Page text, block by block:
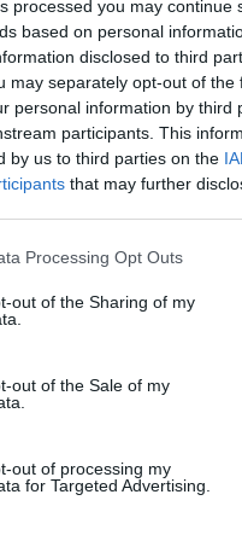
processed you may continue
based on personal
disclosed to third
may separately opt-out of the
personal information by third
participants. This
by us to third parties on the
that may further
Processing Opt Outs
out of the Sharing of my
out of the Sale of my
out of processing my
for Targeted Advertising.
βάλουν στη
στο ντοκιμαντέρ
Ukrainian Sniper» και
πάντα. Μετά οι
έκαναν εκπαιδεύσεις
ως
δασικές εκτάσεις».